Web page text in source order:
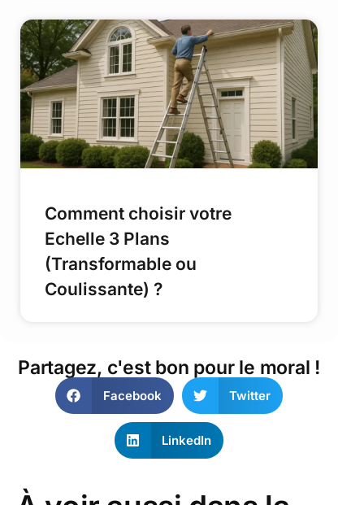
Comment choisir votre
Echelle 3 Plans
(Transformable ou
Coulissante) ?
Partagez, c'est bon pour le moral !
Facebook Twitter
LinkedIn